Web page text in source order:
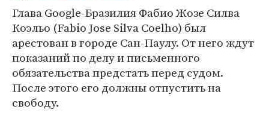
Глава Google-Бразилия Фабио Жозе Силва
Коэльо (Fabio Jose Silva Coelho) был
арестован в городе Сан-Паулу. От него ждут
показаний по делу и письменного
обязательства предстать перед судом.
После этого его должны отпустить на
свободу.